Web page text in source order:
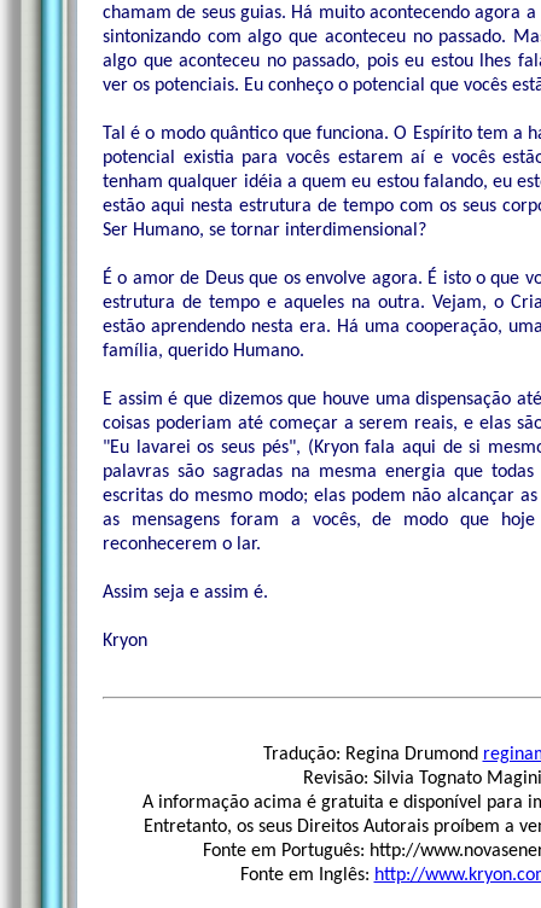
chamam de seus guias. Há muito acontecendo agora
sintonizando com algo que aconteceu no passado.
algo que aconteceu no passado, pois eu estou lhes
ver os potenciais. Eu conheço o potencial que vocês
Tal é o modo quântico que funciona. O Espírito tem a
potencial existia para vocês estarem aí e vocês
tenham qualquer idéia a quem eu estou falando, eu
estão aqui nesta estrutura de tempo com os seus
Ser Humano, se tornar interdimensional?
É o amor de Deus que os envolve agora. É isto o que
estrutura de tempo e aqueles na outra. Vejam, o
estão aprendendo nesta era. Há uma cooperação,
família, querido Humano.
E assim é que dizemos que houve uma dispensação
coisas poderiam até começar a serem reais, e elas
"Eu lavarei os seus pés", (Kryon fala aqui de si
palavras são sagradas na mesma energia que
escritas do mesmo modo; elas podem não alcançar
as mensagens foram a vocês, de modo que
reconhecerem o lar.
Assim seja e assim é.
Kryon
Tradução: Regina Drumond
Revisão: Silvia Tognato
A informação acima é gratuita e disponível para
Entretanto, os seus Direitos Autorais proíbem a
Fonte em Português: http://
Fonte em Inglês: http://